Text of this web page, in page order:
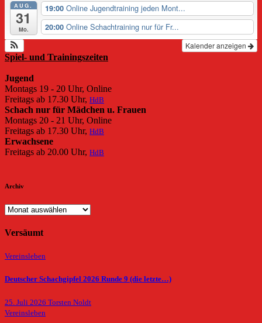
AUG.
31
Mo.
19:00 Online Jugendtraining jeden Mont...
20:00 Online Schachtraining nur für Fr...
Kalender anzeigen
Spiel- und Trainingszeiten
Jugend
Montags 19 - 20 Uhr, Online
Freitags ab 17.30 Uhr, HdB
Schach nur für Mädchen u. Frauen
Montags 20 - 21 Uhr, Online
Freitags ab 17.30 Uhr, HdB
Erwachsene
Freitags ab 20.00 Uhr, HdB
Archiv
Archiv
Versäumt
Vereinsleben
Deutscher Schachgipfel 2026 Runde 9 (die letzte…)
25. Juli 2026 Torsten Noldt
Vereinsleben